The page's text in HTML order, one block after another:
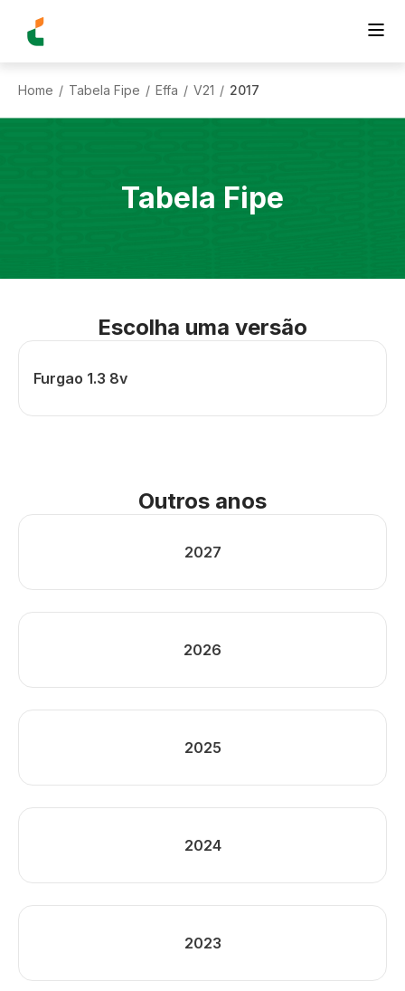
Home / Tabela Fipe / Effa / V21 / 2017
Tabela Fipe
Escolha uma versão
Furgao 1.3 8v
Outros anos
2027
2026
2025
2024
2023